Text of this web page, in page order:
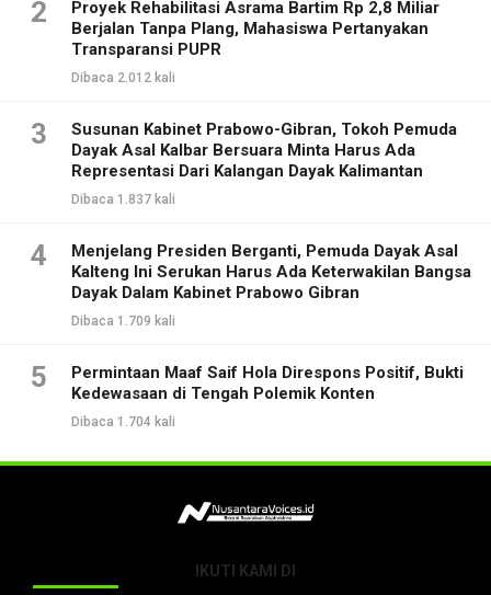
2
Proyek Rehabilitasi Asrama Bartim Rp 2,8 Miliar
Berjalan Tanpa Plang, Mahasiswa Pertanyakan
Transparansi PUPR
Dibaca 2.012 kali
3
Susunan Kabinet Prabowo-Gibran, Tokoh Pemuda
Dayak Asal Kalbar Bersuara Minta Harus Ada
Representasi Dari Kalangan Dayak Kalimantan
Dibaca 1.837 kali
4
Menjelang Presiden Berganti, Pemuda Dayak Asal
Kalteng Ini Serukan Harus Ada Keterwakilan Bangsa
Dayak Dalam Kabinet Prabowo Gibran
Dibaca 1.709 kali
5
Permintaan Maaf Saif Hola Direspons Positif, Bukti
Kedewasaan di Tengah Polemik Konten
Dibaca 1.704 kali
IKUTI KAMI DI